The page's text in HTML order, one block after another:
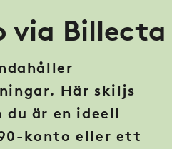
via Billecta
Här skiljs
du är en ideell
konto eller ett